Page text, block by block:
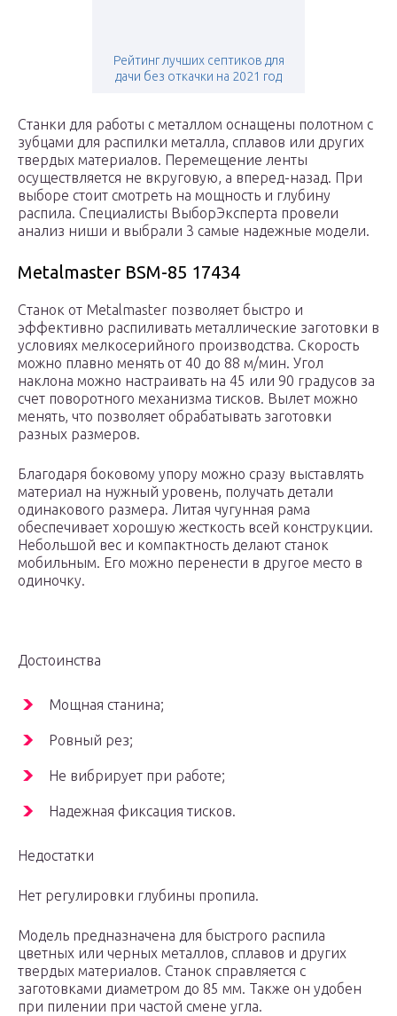
Рейтинг лучших септиков для
дачи без откачки на 2021 год
Станки для работы с металлом оснащены полотном с
зубцами для распилки металла, сплавов или других
твердых материалов. Перемещение ленты
осуществляется не вкруговую, а вперед-назад. При
выборе стоит смотреть на мощность и глубину
распила. Специалисты ВыборЭксперта провели
анализ ниши и выбрали 3 самые надежные модели.
Metalmaster BSM-85 17434
Станок от Metalmaster позволяет быстро и
эффективно распиливать металлические заготовки в
условиях мелкосерийного производства. Скорость
можно плавно менять от 40 до 88 м/мин. Угол
наклона можно настраивать на 45 или 90 градусов за
счет поворотного механизма тисков. Вылет можно
менять, что позволяет обрабатывать заготовки
разных размеров.
Благодаря боковому упору можно сразу выставлять
материал на нужный уровень, получать детали
одинакового размера. Литая чугунная рама
обеспечивает хорошую жесткость всей конструкции.
Небольшой вес и компактность делают станок
мобильным. Его можно перенести в другое место в
одиночку.
Достоинства
Мощная станина;
Ровный рез;
Не вибрирует при работе;
Надежная фиксация тисков.
Недостатки
Нет регулировки глубины пропила.
Модель предназначена для быстрого распила
цветных или черных металлов, сплавов и других
твердых материалов. Станок справляется с
заготовками диаметром до 85 мм. Также он удобен
при пилении при частой смене угла.